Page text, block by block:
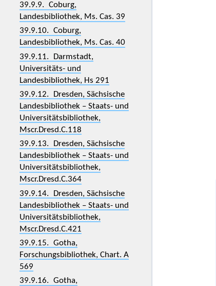
39.9.9. Coburg,
Landesbibliothek, Ms. Cas. 39
39.9.10. Coburg,
Landesbibliothek, Ms. Cas. 40
39.9.11. Darmstadt,
Universitäts- und
Landesbibliothek, Hs 291
39.9.12. Dresden, Sächsische
Landesbibliothek – Staats- und
Universitätsbibliothek,
Mscr.Dresd.C.118
39.9.13. Dresden, Sächsische
Landesbibliothek – Staats- und
Universitätsbibliothek,
Mscr.Dresd.C.364
39.9.14. Dresden, Sächsische
Landesbibliothek – Staats- und
Universitätsbibliothek,
Mscr.Dresd.C.421
39.9.15. Gotha,
Forschungsbibliothek, Chart. A
569
39.9.16. Gotha,